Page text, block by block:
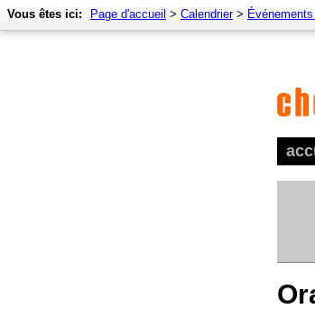
Vous êtes ici: Page d'accueil > Calendrier>